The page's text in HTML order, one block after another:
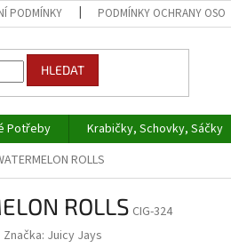
PODMÍNKY PODMÍNKY OCHRANY
HLEDAT
Potřeby Krabičky, Schovky, Sáčky
ROLLS
ROLLS CIG-324
Značka: Juicy Jays